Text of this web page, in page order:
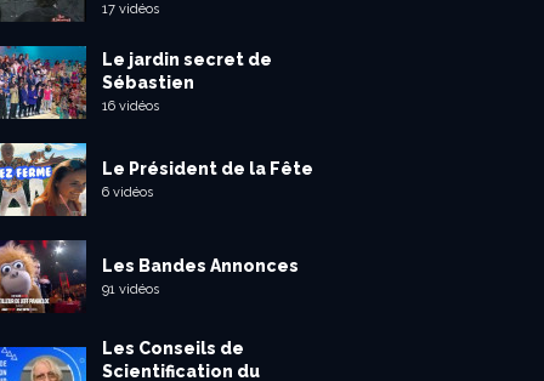
17 vidéos
Le jardin secret de
Sébastien
16 vidéos
Le Président de la Fête
6 vidéos
Les Bandes Annonces
91 vidéos
Les Conseils de
Scientification du